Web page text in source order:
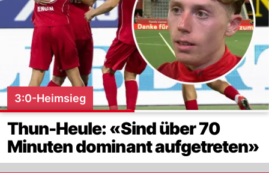
3:0-Heimsieg
Thun-Heule: «Sind über 70
Minuten dominant aufgetreten»